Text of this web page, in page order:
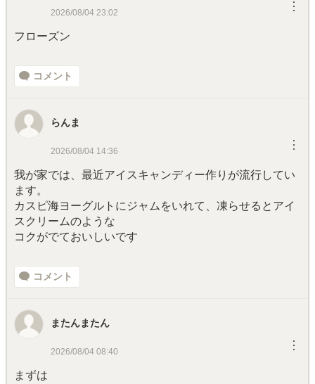
2026/08/04 23:02 ︙
フローズン
コメント
らんま
2026/08/04 14:36 ︙
我が家では、最近アイスキャンディー作りが流行してい
ます。
カスピ海ヨーグルトにジャムをいれて、凍らせるとアイ
スクリームのような
コクがでておいしいです
コメント
またんまたん
2026/08/04 08:40 ︙
まずは